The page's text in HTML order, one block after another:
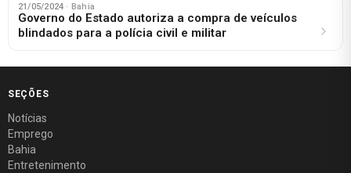
21/05/2024 · Bahia
Governo do Estado autoriza a compra de veículos
blindados para a polícia civil e militar
SEÇÕES
Notícias
Emprego
Bahia
Entretenimento